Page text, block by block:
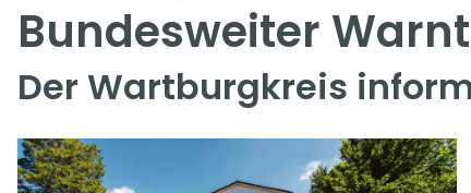
Bundesweiter
Der Wartburgkreis